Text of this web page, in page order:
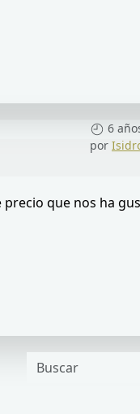
6
por
que nos ha